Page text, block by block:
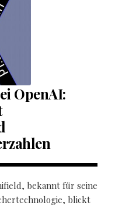
OpenAI:
bekannt für seine
blickt